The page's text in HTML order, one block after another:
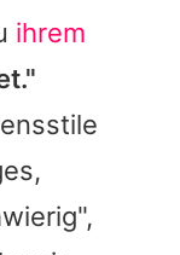
ihrem